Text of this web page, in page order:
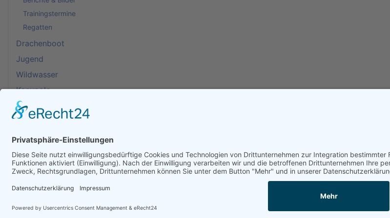
Trainingstermine
Regatten
Drachenboot
Jugend
Wildwasser
Kanupolo
SUP
Impressum
Datenschutzerklärung
Cookie-Einstellungen
Cookies entf. & Fenster zu
Wassertemperatur Außenalster